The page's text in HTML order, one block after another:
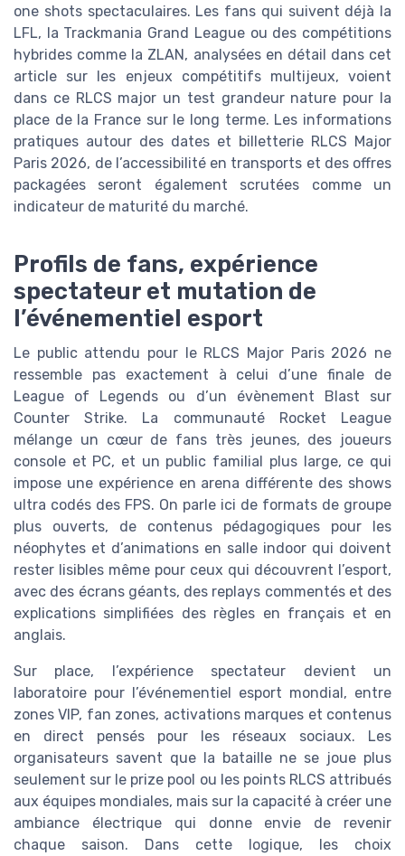
one shots spectaculaires. Les fans qui suivent déjà la
LFL, la Trackmania Grand League ou des compétitions
hybrides comme la ZLAN, analysées en détail dans cet
article sur les enjeux compétitifs multijeux, voient
dans ce RLCS major un test grandeur nature pour la
place de la France sur le long terme. Les informations
pratiques autour des dates et billetterie RLCS Major
Paris 2026, de l’accessibilité en transports et des offres
packagées seront également scrutées comme un
indicateur de maturité du marché.
Profils de fans, expérience
spectateur et mutation de
l’événementiel esport
Le public attendu pour le RLCS Major Paris 2026 ne
ressemble pas exactement à celui d’une finale de
League of Legends ou d’un évènement Blast sur
Counter Strike. La communauté Rocket League
mélange un cœur de fans très jeunes, des joueurs
console et PC, et un public familial plus large, ce qui
impose une expérience en arena différente des shows
ultra codés des FPS. On parle ici de formats de groupe
plus ouverts, de contenus pédagogiques pour les
néophytes et d’animations en salle indoor qui doivent
rester lisibles même pour ceux qui découvrent l’esport,
avec des écrans géants, des replays commentés et des
explications simplifiées des règles en français et en
anglais.
Sur place, l’expérience spectateur devient un
laboratoire pour l’événementiel esport mondial, entre
zones VIP, fan zones, activations marques et contenus
en direct pensés pour les réseaux sociaux. Les
organisateurs savent que la bataille ne se joue plus
seulement sur le prize pool ou les points RLCS attribués
aux équipes mondiales, mais sur la capacité à créer une
ambiance électrique qui donne envie de revenir
chaque saison. Dans cette logique, les choix